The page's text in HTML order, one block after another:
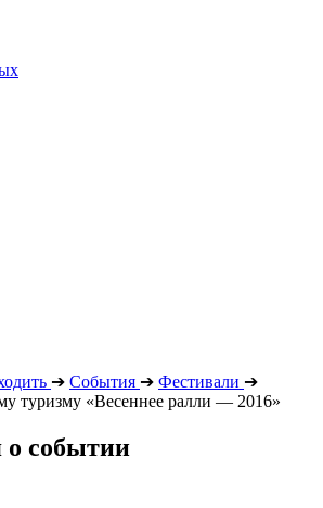
➔ События ➔ Фестивали ➔
туризму «Весеннее ралли — 2016»
событии